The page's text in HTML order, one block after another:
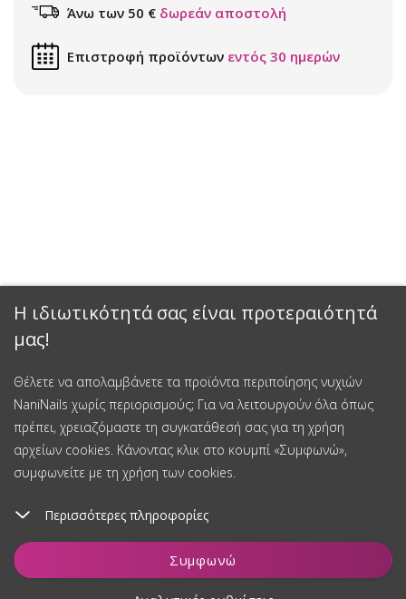
Η ιδιωτικότητά σας είναι προτεραιότητά
μας!
Θέλετε να απολαμβάνετε τα προϊόντα περιποίησης νυχιών
NaniNails χωρίς περιορισμούς; Για να λειτουργούν όλα όπως
πρέπει, χρειαζόμαστε τη συγκατάθεσή σας για τη χρήση
αρχείων cookies. Κάνοντας κλικ στο κουμπί «Συμφωνώ»,
συμφωνείτε με τη χρήση των cookies.
Περισσότερες πληροφορίες
Συμφωνώ
Προσθήκη στο καλάθι
Άνω των 50 € δωρεάν αποστολή
Επιστροφή προϊόντων εντός 30 ημερών